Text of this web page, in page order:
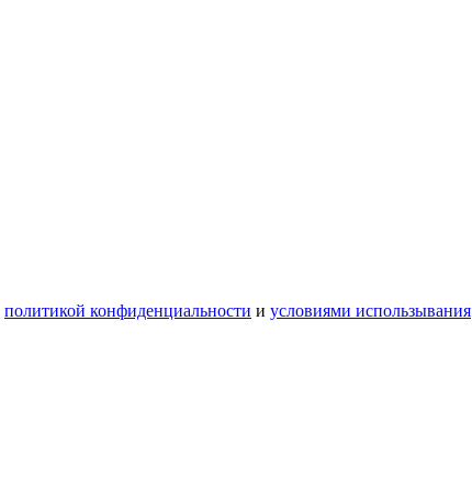
политикой конфиденциальности и условиями использывания